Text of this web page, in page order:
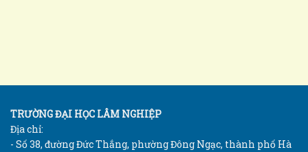
TRƯỜNG ĐẠI HỌC LÂM NGHIỆP
Địa chỉ:
- Số 38, đường Đức Thắng, phường Đông Ngạc, thành phố Hà